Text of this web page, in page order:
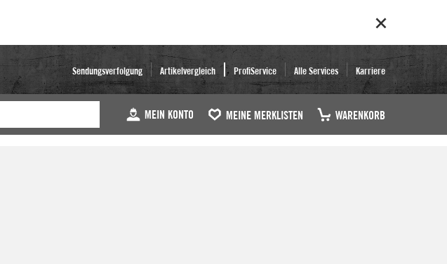
Sendungsverfolgung Artikelvergleich ProfiService Alle Services Karriere
MEIN KONTO MEINE MERKLISTEN WARENKORB